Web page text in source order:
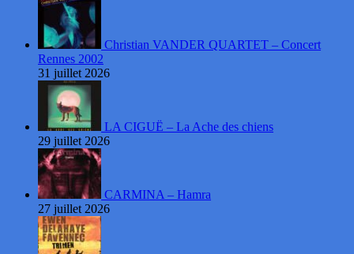
Christian VANDER QUARTET – Concert
Rennes 2002
31 juillet 2026
LA CIGUË – La Ache des chiens
29 juillet 2026
CARMINA – Hamra
27 juillet 2026